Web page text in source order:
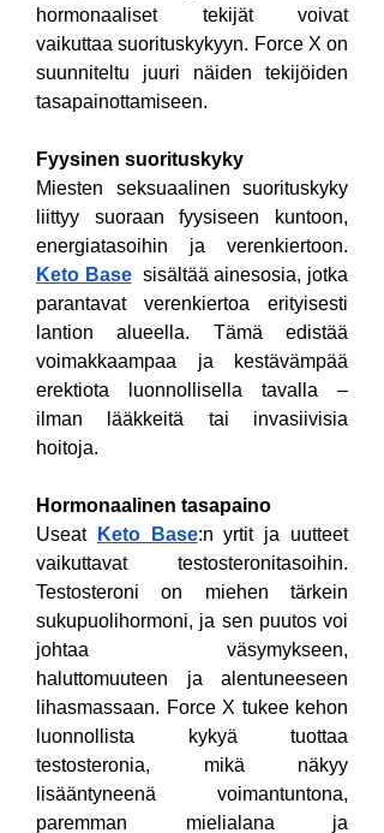
hormonaaliset tekijät voivat
vaikuttaa suorituskykyyn. Force X on
suunniteltu juuri näiden tekijöiden
tasapainottamiseen.
Fyysinen suorituskyky
Miesten seksuaalinen suorituskyky
liittyy suoraan fyysiseen kuntoon,
Keto Base sisältää ainesosia, jotka
parantavat verenkiertoa erityisesti
lantion alueella. Tämä edistää
voimakkaampaa ja kestävämpää
erektiota luonnollisella tavalla –
ilman lääkkeitä tai invasiivisia
hoitoja.
Hormonaalinen tasapaino
Useat
Keto Base:n yrtit ja uutteet
vaikuttavat testosteronitasoihin.
Testosteroni on miehen tärkein
sukupuolihormoni, ja sen puutos voi
johtaa väsymykseen,
haluttomuuteen ja alentuneeseen
lihasmassaan. Force X tukee kehon
luonnollista kykyä tuottaa
testosteronia, mikä näkyy
lisääntyneenä voimantuntona,
paremman mielialana ja